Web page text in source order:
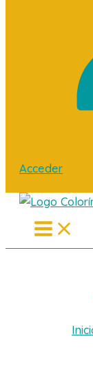
Acceder
Main
Menu